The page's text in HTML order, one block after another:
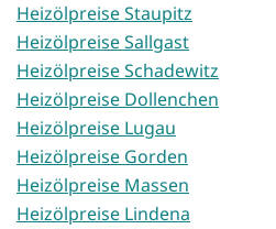
Heizölpreise Staupitz
Heizölpreise Sallgast
Heizölpreise Schadewitz
Heizölpreise Dollenchen
Heizölpreise Lugau
Heizölpreise Gorden
Heizölpreise Massen
Heizölpreise Lindena